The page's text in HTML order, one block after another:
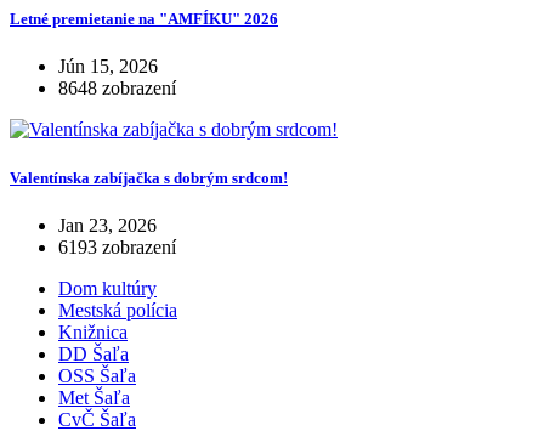
Letné premietanie na "AMFÍKU" 2026
Jún 15, 2026
8648 zobrazení
Valentínska zabíjačka s dobrým srdcom!
Jan 23, 2026
6193 zobrazení
Dom kultúry
Mestská polícia
Knižnica
DD Šaľa
OSS Šaľa
Met Šaľa
CvČ Šaľa